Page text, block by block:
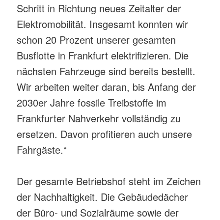
Schritt in Richtung neues Zeitalter der
Elektromobilität. Insgesamt konnten wir
schon 20 Prozent unserer gesamten
Busflotte in Frankfurt elektrifizieren. Die
nächsten Fahrzeuge sind bereits bestellt.
Wir arbeiten weiter daran, bis Anfang der
2030er Jahre fossile Treibstoffe im
Frankfurter Nahverkehr vollständig zu
ersetzen. Davon profitieren auch unsere
Fahrgäste.“
Der gesamte Betriebshof steht im Zeichen
der Nachhaltigkeit. Die Gebäudedächer
der Büro- und Sozialräume sowie der